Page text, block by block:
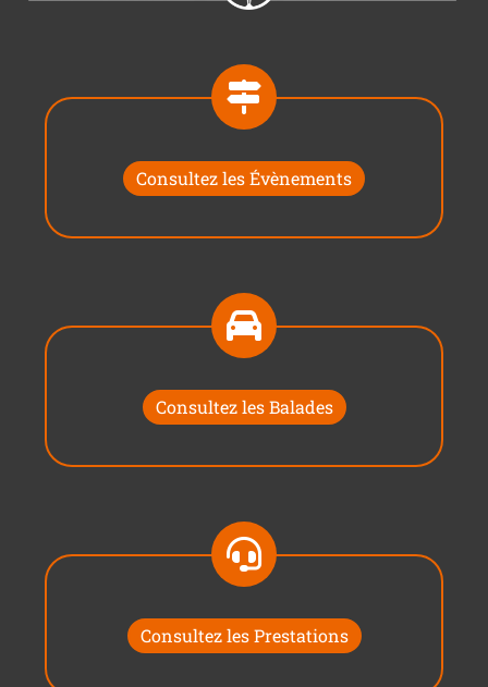
Consultez les Évènements
Consultez les Balades
Consultez les Prestations